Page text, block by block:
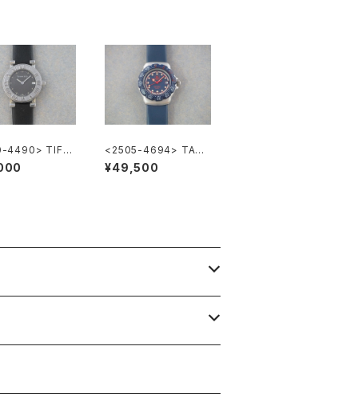
4490> TIFFA
Atlas
<2505-4694> TAG
HEUER FORMULA1
¥49,500